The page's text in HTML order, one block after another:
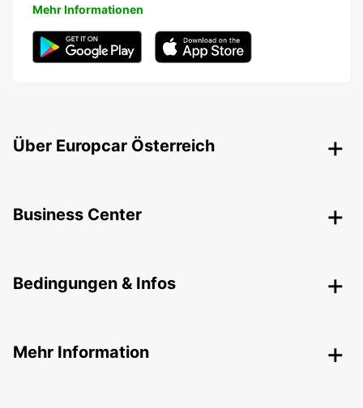
Mehr Informationen
Über Europcar Österreich
Business Center
Bedingungen & Infos
Mehr Information